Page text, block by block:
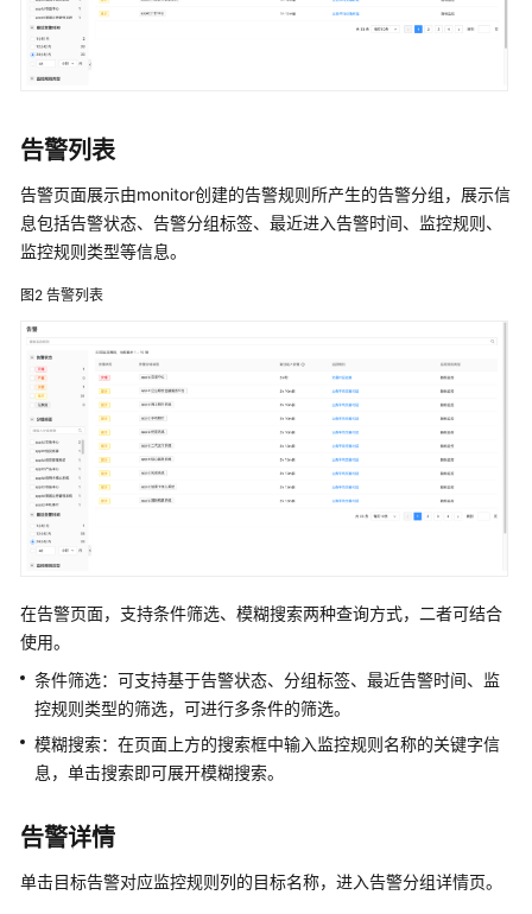
友
BIP
大
业
数
智
化
速
包
华
为
云
解
决
方
案
实
践
易
路
站
式
HCM
人
资
源
管
告警列表
告警页面展示由monitor创建的告警规则所产生的告警分组，展示信
息包括告警状态、告警分组标签、最近进入告警时间、监控规则、
监控规则类型等信息。
图2 告警列表
在告警页面，支持条件筛选、模糊搜索两种查询方式，二者可结合
使用。
条件筛选：可支持基于告警状态、分组标签、最近告警时间、监
控规则类型的筛选，可进行多条件的筛选。
模糊搜索：在页面上方的搜索框中输入监控规则名称的关键字信
息，单击搜索即可展开模糊搜索。
告警详情
单击目标告警对应监控规则列的目标名称，进入告警分组详情页。